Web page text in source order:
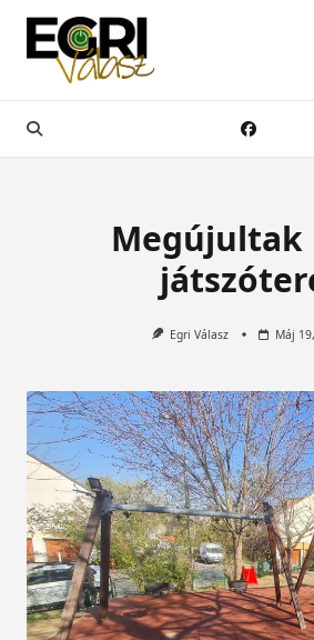
Skip
content
Megújultak
Egri Válasz Máj